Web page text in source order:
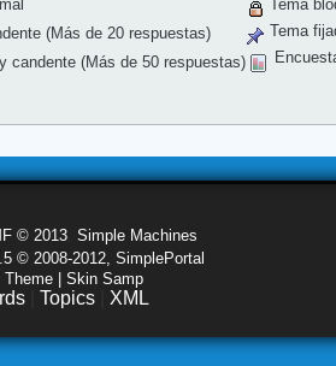
(Más de 20 respuestas)
candente (Más de 50 respuestas)
Tema
Tema
© 2013 Simple Machines
© 2008-2012, SimplePortal
| Skin Samp
Topics XML